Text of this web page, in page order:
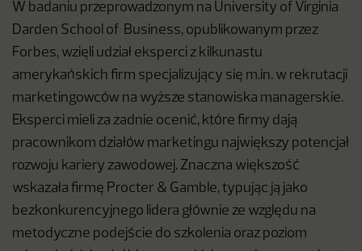
W badaniu przeprowadzonym na University of Virginia
Darden School of Business, opublikowanym przez
Forbes, wzięli udział eksperci z kilkunastu
amerykańskich firm specjalizujący się m.in. w rekrutacji
marketingowców na wyższe stanowiska managerskie.
Eksperci mieli za zadnie ocenić, które firmy dają
pracownikom działów marketingu największy potencjał
rozwoju kariery zawodowej. Znaczna większość
wskazała firmę Procter & Gamble, typując ją jako
bezkonkurencyjnego lidera głównie ze względu na
metodyczne podejście do szkolenia oraz poziom